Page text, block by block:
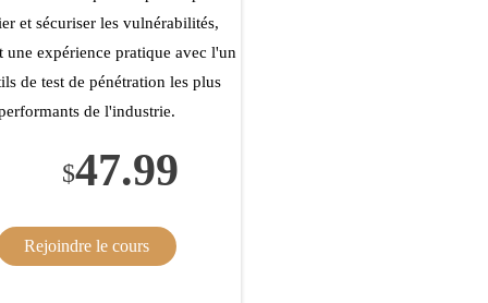
et sécuriser les vulnérabilités,
une expérience pratique avec l'un
de test de pénétration les plus
de l'industrie.
$47.99
Rejoindre le cours